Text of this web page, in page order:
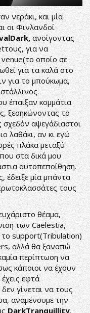
νεράκι, και μία
οι Φινλανδοί
,ανοίγοντας
για να
οποίο σε
για τα καλά στο
για το μπούκωμα,
έπαιξαν κομμάτια
ξεσηκώνοντας το
σχεδόν αψεγάδιαστοι
λαθάκι, αν κι εγώ
πλάκα μεταξύ
στα δικά μου
αυτοπεποίθηση.
έδειξε μία μπάντα
τους
θέαμα,
των Caelestia,
το support(Tribulation)
αλλά θα ξαναπώ
περίπτωση να
κάποιοι να έχουν
εφτά
γίνεται να τους
αναμένουμε την
DarkTranquillity,